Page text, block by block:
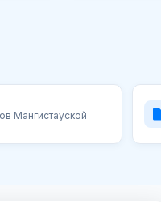
Мангистауской